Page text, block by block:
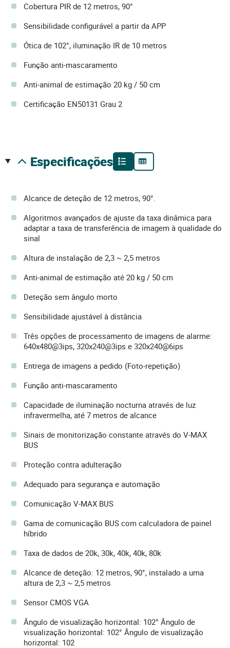
Cobertura PIR de 12 metros, 90°
Sensibilidade configurável a partir da APP
Ótica de 102°, iluminação IR de 10 metros
Função anti-mascaramento
Anti-animal de estimação 20 kg / 50 cm
Certificação EN50131 Grau 2
especificações
Alcance de deteção de 12 metros, 90°.
Algoritmos avançados de ajuste da taxa dinâmica para
adaptar a taxa de transferência de imagem à qualidade do
sinal
Altura de instalação de 2,3 ~ 2,5 metros
Anti-animal de estimação até 20 kg / 50 cm
Deteção sem ângulo morto
Sensibilidade ajustável à distância
Três opções de processamento de imagens de alarme:
640x480@3ips, 320x240@3ips e 320x240@6ips
Entrega de imagens a pedido (Foto-repetição)
Função anti-mascaramento
Capacidade de iluminação nocturna através de luz
infravermelha, até 7 metros de alcance
Sinais de monitorização constante através do V-MAX
BUS
Proteção contra adulteração
Adequado para segurança e automação
Comunicação V-MAX BUS
Gama de comunicação BUS com calculadora de painel
híbrido
Taxa de dados de 20k, 30k, 40k, 40k, 80k
Alcance de deteção: 12 metros, 90°, instalado a uma
altura de 2,3 ~ 2,5 metros
Sensor CMOS VGA
Ângulo de visualização horizontal: 102° Ângulo de
visualização horizontal: 102° Ângulo de visualização
horizontal: 102